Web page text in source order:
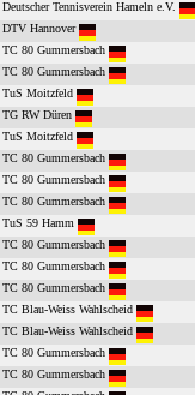
Deutscher Tennisverein Hameln e.V.
DTV Hannover
TC 80 Gummersbach
TC 80 Gummersbach
TuS Moitzfeld
TG RW Düren
TuS Moitzfeld
TC 80 Gummersbach
TC 80 Gummersbach
TC 80 Gummersbach
TuS 59 Hamm
TC 80 Gummersbach
TC 80 Gummersbach
TC 80 Gummersbach
TC Blau-Weiss Wahlscheid
TC Blau-Weiss Wahlscheid
TC 80 Gummersbach
TC 80 Gummersbach